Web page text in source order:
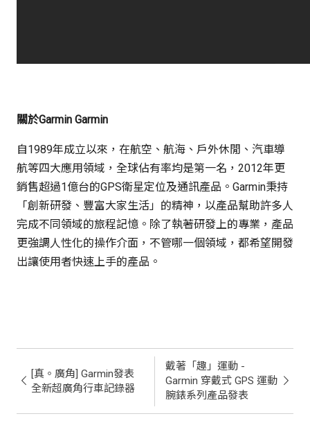
關於Garmin Garmin
自1989年成立以來，在航空、航海、戶外休閒、汽車導
航等四大應用領域，全球佔有率均是第一名，2012年更
銷售超過1億台的GPS衛星定位及通訊產品。Garmin秉持
「創新研發、豐富大家生活」的精神，以產品幫助許多人
完成不同領域的旅程記憶。除了執著研發上的專業，產品
更強調人性化的操作介面，不管哪一個領域，都希望開發
出讓使用者快速上手的產品。
[真。廣角] Garmin發表
全新超廣角行車記錄器
戴著「趣」運動 -
Garmin 穿戴式 GPS 運動
腕錶系列產品發表